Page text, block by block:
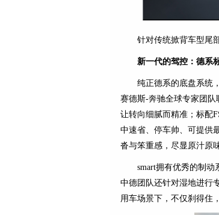
针对传统掀背车型尾
新一代的驾控：德系
纯正德系的底盘系统
赛德斯-奔驰全球专家团队
让转向细腻而精准；标配
中速省、停车帅、可提供
沓与笨重感，尽显原汁原
smart拥有优秀的制动
中德团队还针对湿地进行
用车场景下，不仅刹得住